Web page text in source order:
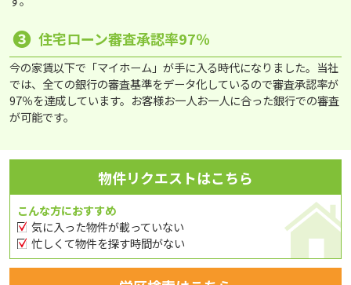
❸ 住宅ローン審査承認率97％
今の家賃以下で「マイホーム」が手に入る時代になりました。当社
では、全ての銀行の審査基準をデータ化しているので審査承認率が
97％を達成しています。お客様お一人お一人に合った銀行での審査
が可能です。
物件リクエストはこちら
こんな方におすすめ
気に入った物件が載っていない
忙しくて物件を探す時間がない